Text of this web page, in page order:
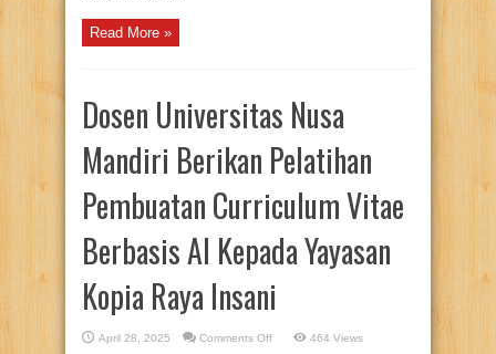
Read More »
Dosen Universitas Nusa
Mandiri Berikan Pelatihan
Pembuatan Curriculum Vitae
Berbasis AI Kepada Yayasan
Kopia Raya Insani
April 28, 2025 Comments Offon
464 Views